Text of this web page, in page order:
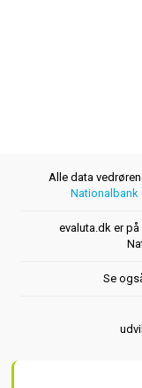
Alle data
Nationalbank
evaluta.dk er
Se